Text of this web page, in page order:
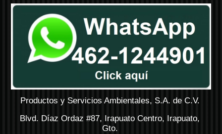
Productos y Servicios Ambientales, S.A. de C.V.
Blvd. Díaz Ordaz #87, Irapuato Centro, Irapuato,
Gto.